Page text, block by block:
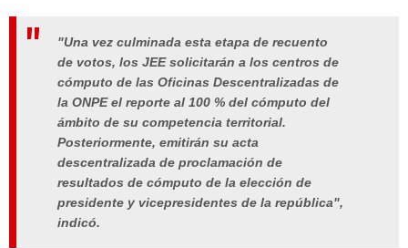
"Una vez culminada esta etapa de recuento
de votos, los JEE solicitarán a los centros de
cómputo de las Oficinas Descentralizadas de
la ONPE el reporte al 100 % del cómputo del
ámbito de su competencia territorial.
Posteriormente, emitirán su acta
descentralizada de proclamación de
resultados de cómputo de la elección de
presidente y vicepresidentes de la república",
indicó.